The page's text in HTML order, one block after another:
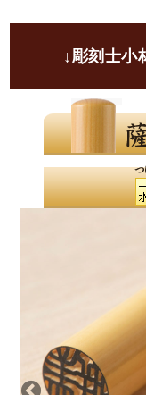
ご印鑑にて
致します。
良いと言わ
印相体にて
になり自然
ご印鑑が
↓彫刻士小